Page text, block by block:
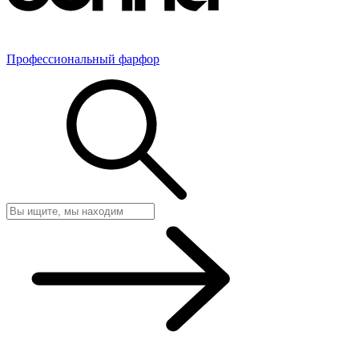
Профессиональный фарфор